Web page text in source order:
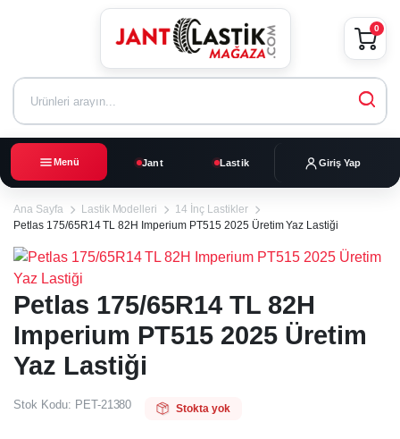
Menü Jant Lastik Giriş Yap
0
Ana Sayfa Lastik Modelleri
14 İnç Lastikler
Petlas 175/65R14 TL 82H Imperium PT515 2025 Üretim Yaz Lastiği
Petlas 175/65R14 TL 82H
Imperium PT515 2025 Üretim
Yaz Lastiği
Stok Kodu: PET-21380 Stokta yok